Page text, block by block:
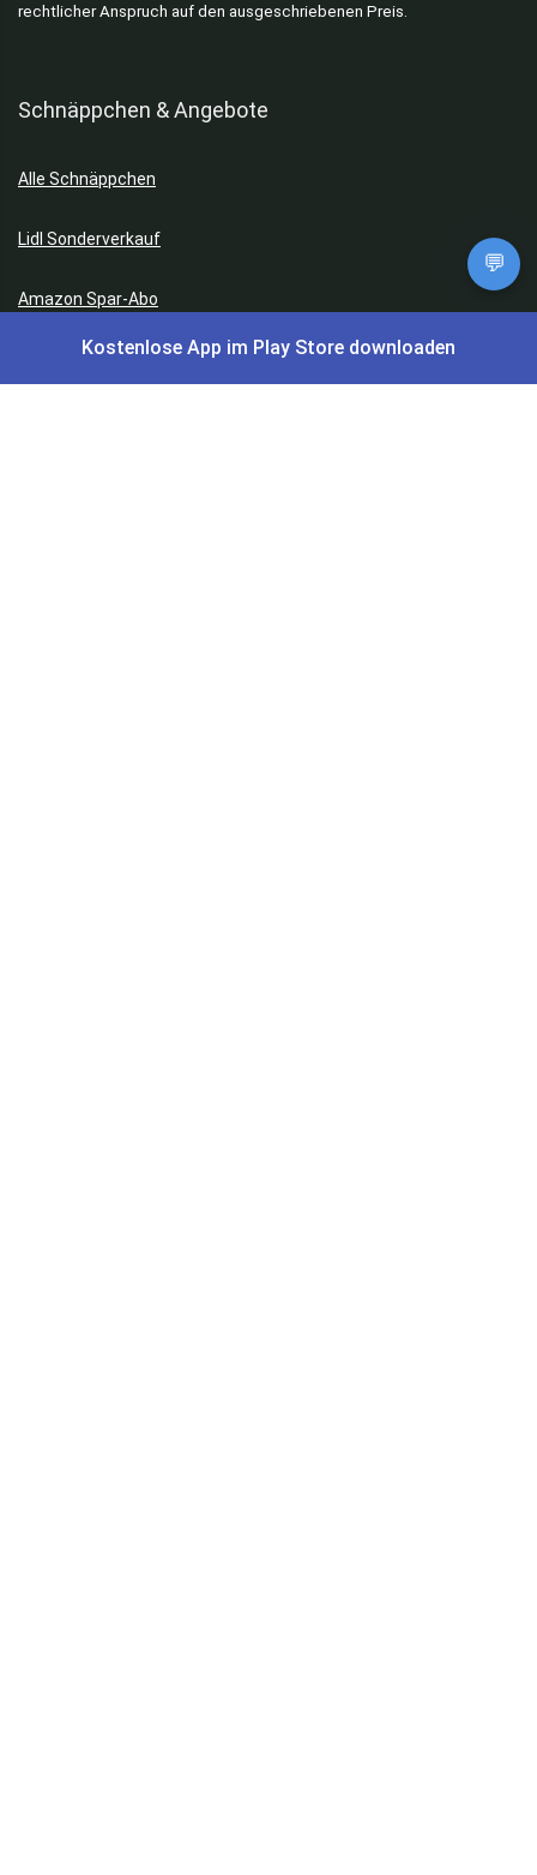
rechtlicher Anspruch auf den ausgeschriebenen Preis.
Schnäppchen & Angebote
Alle Schnäppchen
Lidl Sonderverkauf
Amazon Spar-Abo
Amazon Angebote
💬
Kostenlose App im Play Store downloaden